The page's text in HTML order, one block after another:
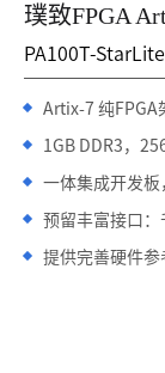
璞致FPGA
PA100T-StarLite
Artix-7 纯FPGA
1GB DDR3，
一体集成开发
预留丰富接口：
提供完善硬件